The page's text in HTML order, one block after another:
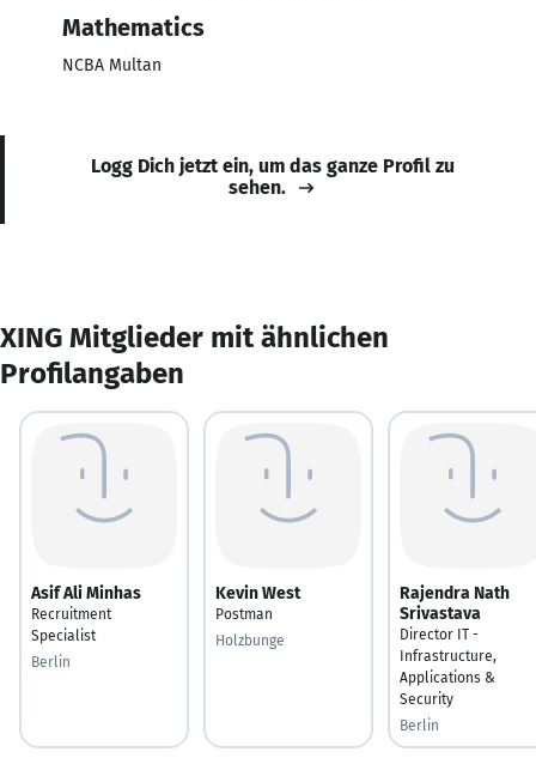
Mathematics
NCBA Multan
Logg Dich jetzt ein, um das ganze Profil zu
sehen.
XING Mitglieder mit ähnlichen
Profilangaben
Asif Ali Minhas
Recruitment
Specialist
Berlin
Kevin West
Postman
Holzbunge
Rajendra Nath
Srivastava
Director IT -
Infrastructure,
Applications &
Security
Berlin